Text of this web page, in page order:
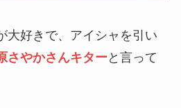
大好きで、アイシャを引い
さやかさんキター と言って